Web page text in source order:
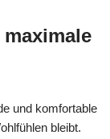
und komfortable
bleibt.